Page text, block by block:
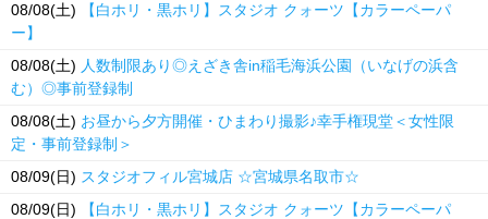
08/08(土) 【白ホリ・黒ホリ】スタジオ クォーツ【カラーペーパ
ー】
08/08(土) 人数制限あり◎えざき舎in稲毛海浜公園（いなげの浜含
む）◎事前登録制
08/08(土) お昼から夕方開催・ひまわり撮影♪幸手権現堂＜女性限
定・事前登録制＞
08/09(日) スタジオフィル宮城店 ☆宮城県名取市☆
08/09(日) 【白ホリ・黒ホリ】スタジオ クォーツ【カラーペーパ